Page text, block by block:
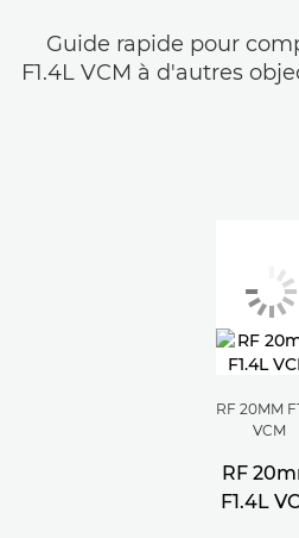
Guide rapide pour
F1.4L VCM à d'autres
RF 20MM
VCM
RF
F1.4L